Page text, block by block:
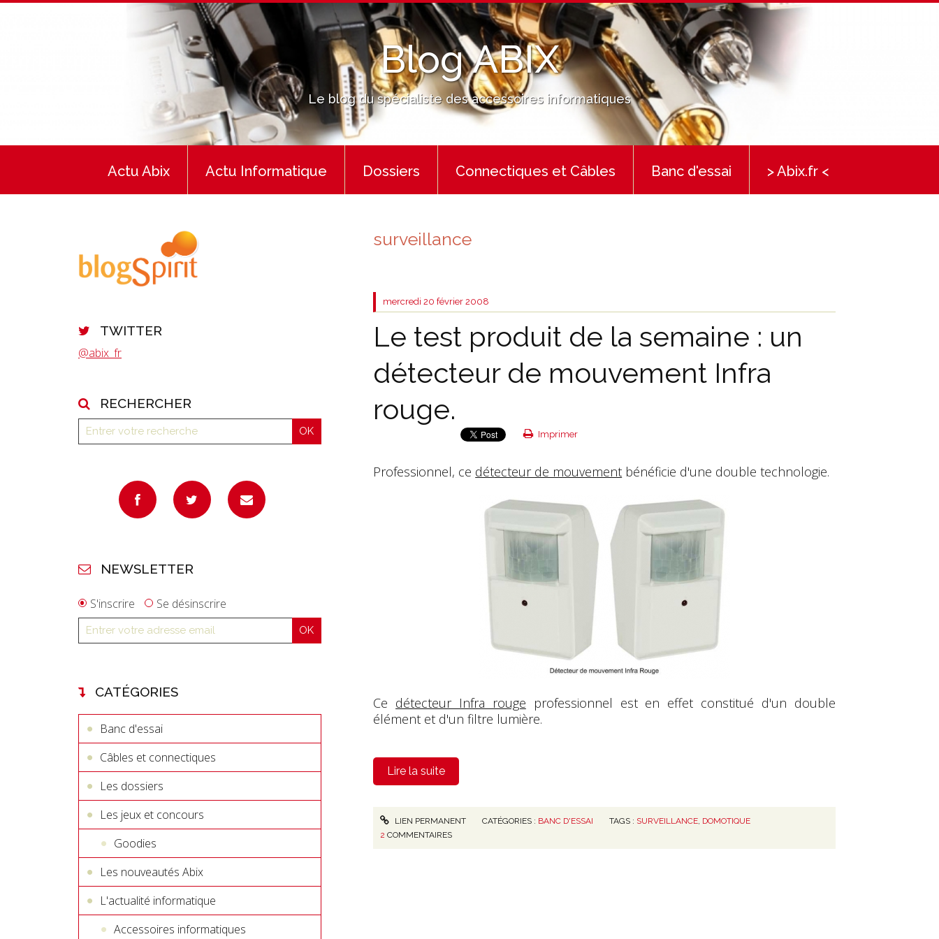
Blog ABIX
Le blog du spécialiste des accessoires informatiques
Actu Abix Actu Informatique Dossiers Connectiques et Câbles Banc d'essai > Abix.fr <
TWITTER
@abix_fr
RECHERCHER
NEWSLETTER
S'inscrire Se désinscrire
CATÉGORIES
Banc d'essai
Câbles et connectiques
Les dossiers
Les jeux et concours
Goodies
Les nouveautés Abix
L'actualité informatique
Accessoires informatiques
surveillance
mercredi 20 février 2008
Le test produit de la semaine : un
détecteur de mouvement Infra
rouge.
Imprimer
Professionnel, ce détecteur de mouvement bénéficie d'une double technologie.
Ce détecteur Infra rouge professionnel est en effet constitué d'un double
élément et d'un filtre lumière.
Lire la suite
LIEN PERMANENT CATÉGORIES : BANC D'ESSAI TAGS : SURVEILLANCE, DOMOTIQUE
2 COMMENTAIRES